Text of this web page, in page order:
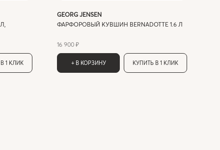
1 КЛИК
GEORG JENSEN
ФАРФОРОВЫЙ КУВШИН BERNADOTTE 1.6 Л
16 900 ₽
+ В КОРЗИНУ КУПИТЬ В 1 КЛИК